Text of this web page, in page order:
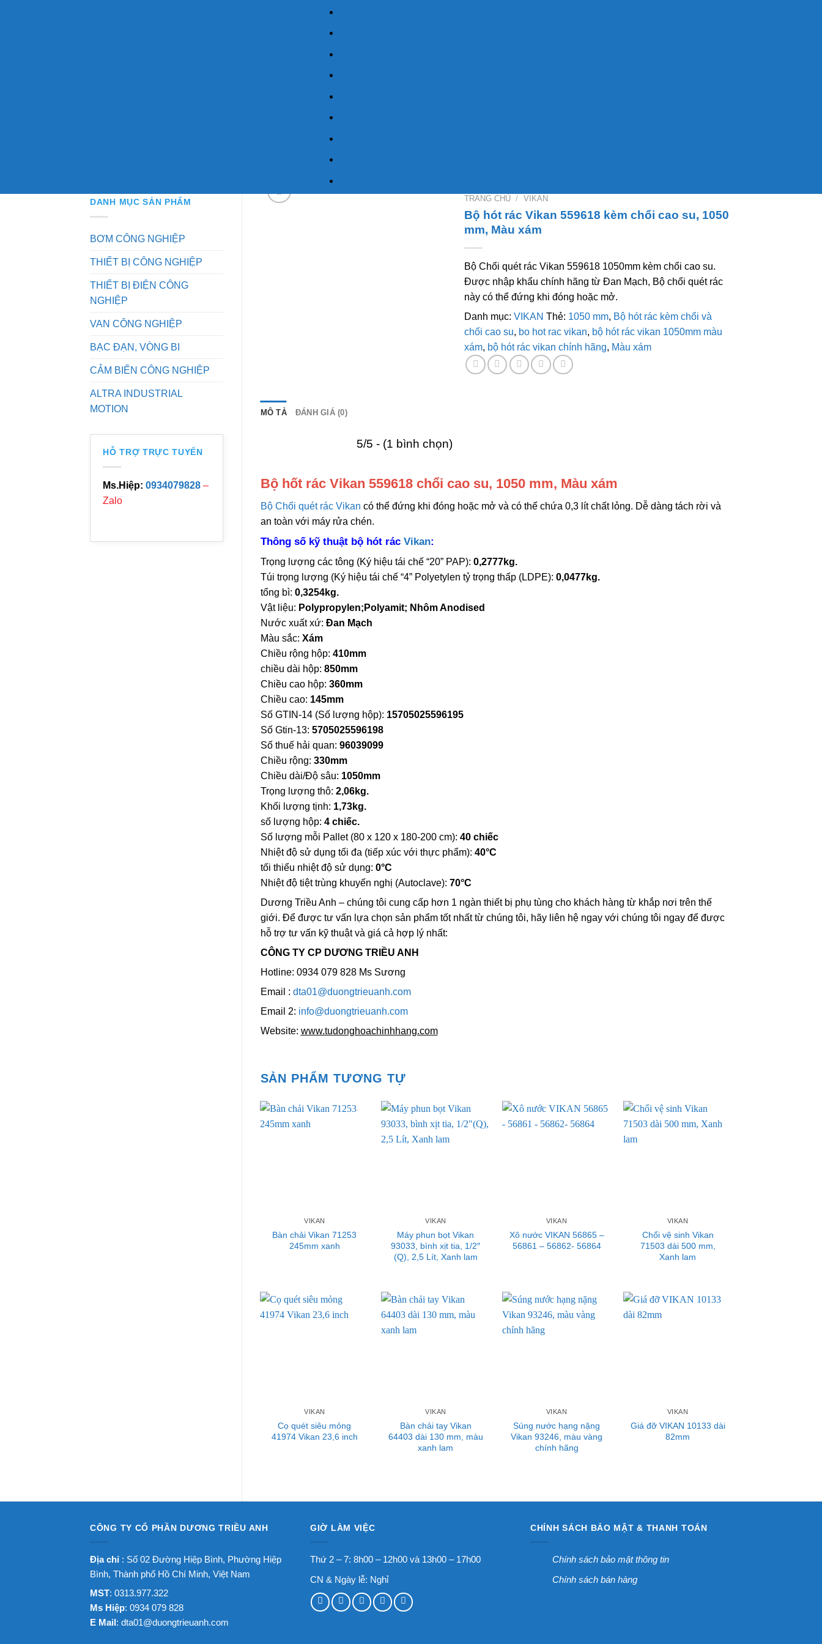
DANH MỤC SẢN PHẨM
BƠM CÔNG NGHIỆP
THIẾT BỊ CÔNG NGHIỆP
THIẾT BỊ ĐIỆN CÔNG
NGHIỆP
VAN CÔNG NGHIỆP
BẠC ĐẠN, VÒNG BI
CẢM BIẾN CÔNG NGHIỆP
ALTRA INDUSTRIAL
MOTION
HỖ TRỢ TRỰC TUYẾN
Ms.Hiệp: 0934079828 –
Zalo
TRANG CHỦ / VIKAN
Bộ hót rác Vikan 559618 kèm chổi cao su, 1050
mm, Màu xám
Bộ Chổi quét rác Vikan 559618 1050mm kèm chổi cao su.
Được nhập khẩu chính hãng từ Đan Mạch, Bộ chổi quét rác
này có thể đứng khi đóng hoặc mở.
Danh mục:VIKAN Thẻ: 1050 mm, Bộ hót rác kèm chổi và
chổi cao su, bo hot rac vikan, bộ hót rác vikan 1050mm màu
xám, bộ hót rác vikan chính hãng, Màu xám
MÔ TẢ ĐÁNH GIÁ (0)
5/5 - (1 bình chọn)
Bộ hốt rác Vikan 559618 chổi cao su, 1050 mm, Màu xám
Bộ Chổi quét rác Vikan có thể đứng khi đóng hoặc mở và có thể chứa 0,3 lít chất lỏng. Dễ dàng tách rời và
an toàn với máy rửa chén.
Thông số kỹ thuật bộ hót rác Vikan:
Trọng lượng các tông (Ký hiệu tái chế “20” PAP): 0,2777kg.
Túi trọng lượng (Ký hiệu tái chế “4” Polyetylen tỷ trọng thấp (LDPE): 0,0477kg.
tổng bì: 0,3254kg.
Vật liệu: Polypropylen;Polyamit; Nhôm Anodised
Nước xuất xứ: Đan Mạch
Màu sắc: Xám
Chiều rộng hộp: 410mm
chiều dài hộp: 850mm
Chiều cao hộp: 360mm
Chiều cao: 145mm
Số GTIN-14 (Số lượng hộp): 15705025596195
Số Gtin-13: 5705025596198
Số thuế hải quan: 96039099
Chiều rộng: 330mm
Chiều dài/Độ sâu: 1050mm
Trọng lượng thô: 2,06kg.
Khối lượng tịnh: 1,73kg.
số lượng hộp: 4 chiếc.
Số lượng mỗi Pallet (80 x 120 x 180-200 cm): 40 chiếc
Nhiệt độ sử dụng tối đa (tiếp xúc với thực phẩm): 40°C
tối thiểu nhiệt độ sử dụng: 0°C
Nhiệt độ tiệt trùng khuyến nghị (Autoclave): 70°C
Dương Triều Anh – chúng tôi cung cấp hơn 1 ngàn thiết bị phụ tùng cho khách hàng từ khắp nơi trên thế
giới. Để được tư vấn lựa chọn sản phẩm tốt nhất từ chúng tôi, hãy liên hệ ngay với chúng tôi ngay để được
hỗ trợ tư vấn kỹ thuật và giá cả hợp lý nhất:
CÔNG TY CP DƯƠNG TRIỀU ANH
Hotline: 0934 079 828 Ms Sương
Email : dta01@duongtrieuanh.com
Email 2: info@duongtrieuanh.com
Website: www.tudonghoachinhhang.com
SẢN PHẨM TƯƠNG TỰ
VIKAN
Bàn chải Vikan 71253
245mm xanh
VIKAN
Máy phun bọt Vikan
93033, bình xịt tia, 1/2″
(Q), 2,5 Lít, Xanh lam
VIKAN
Xô nước VIKAN 56865 –
56861 – 56862- 56864
VIKAN
Chổi vệ sinh Vikan
71503 dài 500 mm,
Xanh lam
VIKAN
Cọ quét siêu mỏng
41974 Vikan 23,6 inch
VIKAN
Bàn chải tay Vikan
64403 dài 130 mm, màu
xanh lam
VIKAN
Súng nước hạng nặng
Vikan 93246, màu vàng
chính hãng
VIKAN
Giá đỡ VIKAN 10133 dài
82mm
CÔNG TY CỔ PHẦN DƯƠNG TRIỀU ANH
Địa chỉ : Số 02 Đường Hiệp Bình, Phường Hiệp
Bình, Thành phố Hồ Chí Minh, Việt Nam
MST: 0313.977.322
Ms Hiệp: 0934 079 828
E Mail: dta01@duongtrieuanh.com
GIỜ LÀM VIỆC
Thứ 2 – 7: 8h00 – 12h00 và 13h00 – 17h00
CN & Ngày lễ: Nghỉ
CHÍNH SÁCH BẢO MẬT & THANH TOÁN
Chính sách bảo mật thông tin
Chính sách bán hàng